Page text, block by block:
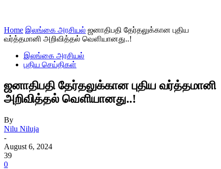
Home இலங்கை அரசியல் ஜனாதிபதி தேர்தலுக்கான புதிய
வர்த்தமானி அறிவித்தல் வௌியானது..!
இலங்கை அரசியல்
புதிய செய்திகள்
ஜனாதிபதி தேர்தலுக்கான புதிய வர்த்தமானி
அறிவித்தல் வௌியானது..!
By
Nilu Niluja
-
August 6, 2024
39
0